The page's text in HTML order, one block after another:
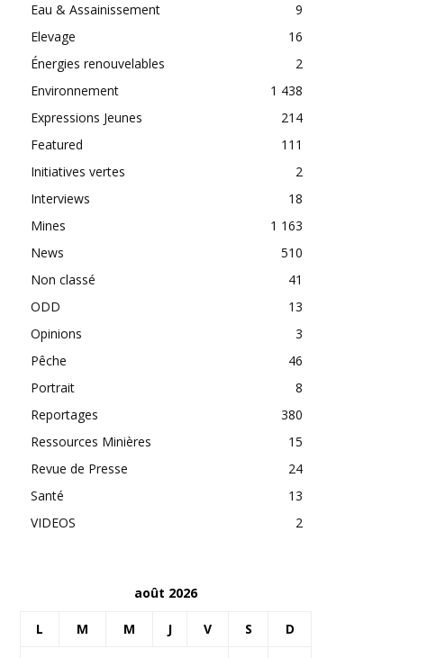
Eau & Assainissement
9
Elevage
16
Énergies renouvelables
2
Environnement
1 438
Expressions Jeunes
214
Featured
111
Initiatives vertes
2
Interviews
18
Mines
1 163
News
510
Non classé
41
ODD
13
Opinions
3
Pêche
46
Portrait
8
Reportages
380
Ressources Minières
15
Revue de Presse
24
Santé
13
VIDEOS
2
août 2026
L M M J V S D